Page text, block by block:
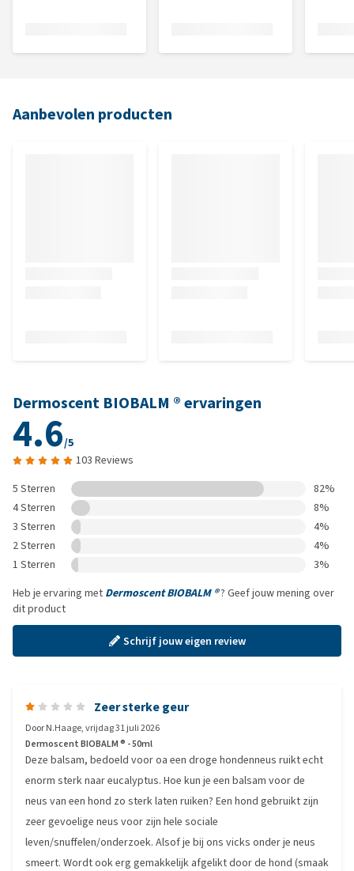
Aanbevolen producten
Dermoscent BIOBALM ® ervaringen
4.6/5
103 Reviews
5 Sterren
82%
4 Sterren
8%
3 Sterren
4%
2 Sterren
4%
1 Sterren
3%
Heb je ervaring met Dermoscent BIOBALM ®? Geef jouw mening over
dit product
Schrijf jouw eigen review
Zeer sterke geur
DoorN.Haage,vrijdag 31 juli 2026
Dermoscent BIOBALM ® - 50ml
Deze balsam, bedoeld voor oa een droge hondenneus ruikt echt
enorm sterk naar eucalyptus. Hoe kun je een balsam voor de
neus van een hond zo sterk laten ruiken? Een hond gebruikt zijn
zeer gevoelige neus voor zijn hele sociale
leven/snuffelen/onderzoek. Alsof je bij ons vicks onder je neus
smeert. Wordt ook erg gemakkelijk afgelikt door de hond (smaak